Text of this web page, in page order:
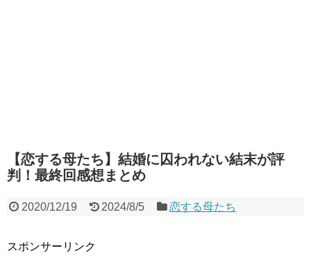
【恋する母たち】結婚に囚われない結末が評
判！最終回感想まとめ
2020/12/19 2024/8/5 恋する母たち
スポンサーリンク